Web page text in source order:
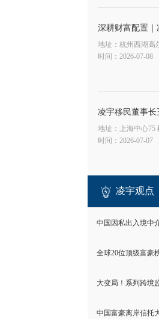
地址：杭州西湖高
时间：2026-07-08
地址：上海中心75
时间：2026-07-07
凌宇观点
中国因私出入境中
大变局！系列跨境
中国富豪离岸信托